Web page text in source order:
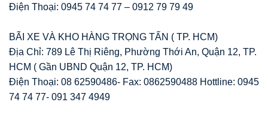
Điện Thoại: 0945 74 74 77 – 0912 79 79 49
BÃI XE VÀ KHO HÀNG TRỌNG TẤN ( TP. HCM)
Địa Chỉ: 789 Lê Thị Riêng, Phường Thới An, Quận 12, TP.
HCM ( Gần UBND Quận 12, TP. HCM)
Điện Thoại: 08 62590486- Fax: 0862590488 Hottline: 0945
74 74 77- 091 347 4949